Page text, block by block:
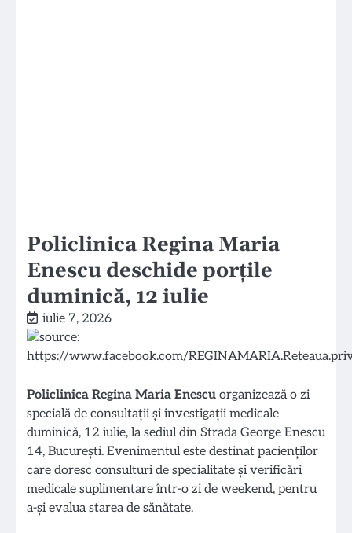
Policlinica Regina Maria
Enescu deschide porțile
duminică, 12 iulie
iulie 7, 2026
Policlinica Regina Maria Enescu organizează o zi
specială de consultații și investigații medicale
duminică, 12 iulie, la sediul din Strada George Enescu
14, București. Evenimentul este destinat pacienților
care doresc consulturi de specialitate și verificări
medicale suplimentare într-o zi de weekend, pentru
a-și evalua starea de sănătate.